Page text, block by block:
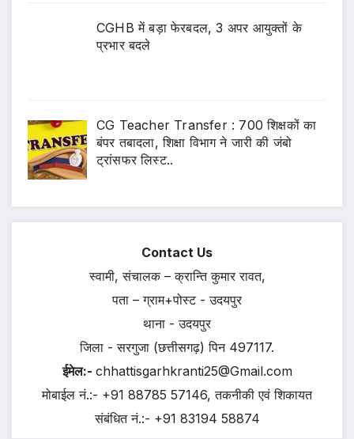
CGHB में बड़ा फेरबदल, 3 अपर आयुक्तों के
प्रभार बदले
CG Teacher Transfer : 700 शिक्षकों का
बंपर तबादला, शिक्षा विभाग ने जारी की जंबो
ट्रांसफर लिस्ट..
Contact Us
स्वामी, संचालक – क्रान्ति कुमार रावत,
पता – ग्राम+पोस्ट - उदयपुर
थाना - उदयपुर
जिला - सरगुजा (छत्तीसगढ़) पिन 497117.
ईमेल:- chhattisgarhkranti25@Gmail.com
मोबाईल नं.:- +91 88785 57146, तकनीकी एवं शिकायत
संबंधित नं.:- +91 83194 58874